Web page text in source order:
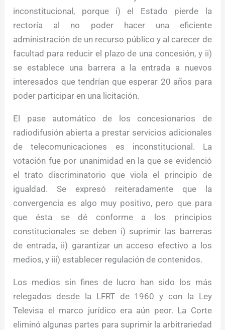
inconstitucional, porque i) el Estado pierde la
rectoría al no poder hacer una eficiente
administración de un recurso público y al carecer de
facultad para reducir el plazo de una concesión, y ii)
se establece una barrera a la entrada a nuevos
interesados que tendrían que esperar 20 años para
poder participar en una licitación.
El pase automático de los concesionarios de
radiodifusión abierta a prestar servicios adicionales
de telecomunicaciones es inconstitucional. La
votación fue por unanimidad en la que se evidenció
el trato discriminatorio que viola el principio de
igualdad. Se expresó reiteradamente que la
convergencia es algo muy positivo, pero que para
que ésta se dé conforme a los principios
constitucionales se deben i) suprimir las barreras
de entrada, ii) garantizar un acceso efectivo a los
medios, y iii) establecer regulación de contenidos.
Los medios sin fines de lucro han sido los más
relegados desde la LFRT de 1960 y con la Ley
Televisa el marco jurídico era aún peor. La Corte
eliminó algunas partes para suprimir la arbitrariedad